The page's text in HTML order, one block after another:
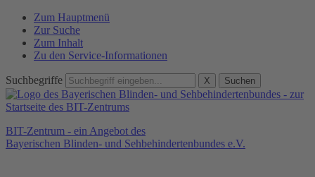
Zum Hauptmenü
Zur Suche
Zum Inhalt
Zu den Service-Informationen
Suchbegriffe X Suchen
BIT-Zentrum - ein Angebot des
Bayerischen Blinden- und Sehbehindertenbundes e.V.